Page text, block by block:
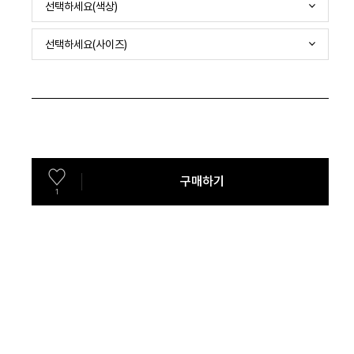
선택하세요(색상)
선택하세요(사이즈)
1
구매하기